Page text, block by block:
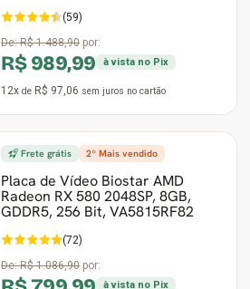
(59)
De:R$ 1.488,90 por:
R$ 989,99 à vista no Pix
12x de R$ 97,06 sem juros no cartão
Frete grátis 2º Mais vendido
Placa de Vídeo Biostar AMD
Radeon RX 580 2048SP, 8GB,
GDDR5, 256 Bit, VA5815RF82
(72)
De:R$ 1.086,90 por:
à vista no Pix